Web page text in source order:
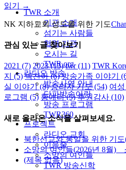
TWR 소개
기관 소개
섬기는 사람들
협력 기관
오시는 길
TWR.org
라디오 방송
방송사역 안내
단파방송이란
방송 프로그램
TWR360
프로젝트
라디오 교회
이음줄
소망의 여인들
TWR 방송신학
읽기 →
NK 지하교회 성도를 위한 기도
관심 있는 글 찾아보기
2021 (7) 2023(13) twr(11) TWR
지 (5) 박찬아(6) 방송가족 이야기
실 이야기(8) 승리자 기도(54) 여성
로그램 (5) 황애리(5) 후원감사 (10)
새로 올라온 소식을 살펴보세요.
북한선교와 통일을 위한 기도
소망의 여인들(2026년 8월)
(제목 없음)